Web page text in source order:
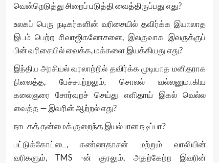
வென்றெடுத்து சிறைப் படுத்தி வைத்திருப்பது எது?
உலகப் பெரு நடிகர்களின் வரிசையில் தவிர்க்க இயாலாத
இடம் பெற்ற சிவாஜிகணேசனை, இலகுவாக இவருக்குப்
பின் வரிசையில் வைக்க, மக்களை இயக்கியது எது?
இந்திய அரசியல் வரலாற்றில் தவிர்க்க முடியாத மனிதராக
நிலைத்த, பேச்சாற்றலும், சொலல் வல்லனுமாகிய
கலைஞரை சோர்வுறச் செய்து எளிதாய் இகல் வெல்ல
வைத்த — இவரின் ஆற்றல் எது?
நாடகத் தன்மைக் குறைந்த இயல்பான நடிப்பா?
பட்டுக்கோட்டை, கண்ணதாசன் மற்றும் வாலியின்
வரிகளும், TMS -ன் குரலும், அதற்கேற்ற இவரின்